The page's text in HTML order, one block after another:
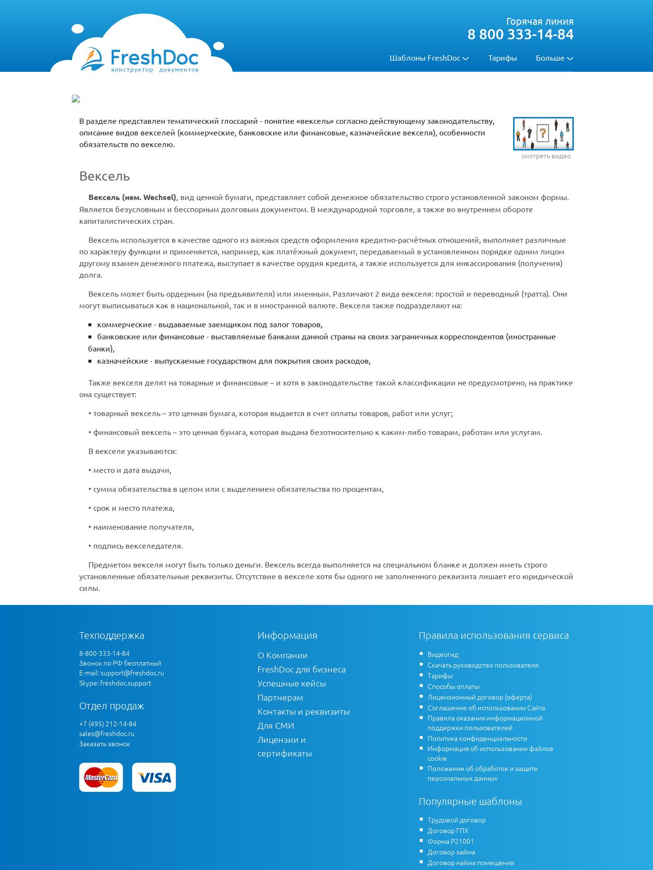
Шаблоны FreshDoc Тарифы Больше
Горячая линия
8 800 333-14-84
смотреть видео
В разделе представлен тематический глоссарий - понятие «вексель» согласно действующему законодательству,
описание видов векселей (коммерческие, банковские или финансовые, казначейские векселя), особенности
обязательств по векселю.
Вексель
Вексель (нем.Wechsel), вид ценной бумаги, представляет собой денежное обязательство строго установленной законом формы.
Является безусловным и бесспорным долговым документом. В международной торговле, а также во внутреннем обороте
капиталистических стран.
Вексель используется в качестве одного из важных средств оформления кредитно-расчётных отношений, выполняет различные
по характеру функции и применяется, например, как платёжный документ, передаваемый в установленном порядке одним лицом
другому взамен денежного платежа, выступает в качестве орудия кредита, а также используется для инкассирования (получения)
долга.
Вексель может быть ордерным (на предъявителя) или именным. Различают 2 вида векселя: простой и переводный (тратта). Они
могут выписываться как в национальной, так и в иностранной валюте. Векселя также подразделяют на:
коммерческие - выдаваемые заемщиком под залог товаров,
банковские или финансовые - выставляемые банками данной страны на своих заграничных корреспондентов (иностранные
банки),
казначейские - выпускаемые государством для покрытия своих расходов,
Также векселя делят на товарные и финансовые – и хотя в законодательстве такой классификации не предусмотрено, на практике
она существует:
• товарный вексель – это ценная бумага, которая выдается в счет оплаты товаров, работ или услуг;
• финансовый вексель – это ценная бумага, которая выдана безотносительно к каким-либо товарам, работам или услугам.
В векселе указываются:
• место и дата выдачи,
• сумма обязательства в целом или с выделением обязательства по процентам,
• срок и место платежа,
• наименование получателя,
• подпись векселедателя.
Предметом векселя могут быть только деньги. Вексель всегда выполняется на специальном бланке и должен иметь строго
установленные обязательные реквизиты. Отсутствие в векселе хотя бы одного не заполненного реквизита лишает его юридической
силы.
Техподдержка
8-800-333-14-84
Звонок по РФ бесплатный
E-mail:support@freshdoc.ru
Skype: freshdoc.support
Отдел продаж
+7 (495) 212-14-84
sales@freshdoc.ru
Заказать звонок
Информация
О Компании
FreshDoc для бизнеса
Успешные кейсы
Партнерам
Контакты и реквизиты
Для СМИ
Лицензии и
сертификаты
Правила использования сервиса
Видеогид
Скачать руководство пользователя
Тарифы
Способы оплаты
Лицензионный договор (оферта)
Соглашение об использовании Сайта
Правила оказания информационной
поддержки пользователей
Политика конфиденциальности
Информация об использовании файлов
cookie
Положение об обработке и защите
персональных данных
Популярные шаблоны
Трудовой договор
Договор ГПХ
Форма Р21001
Договор займа
Договор найма помещения